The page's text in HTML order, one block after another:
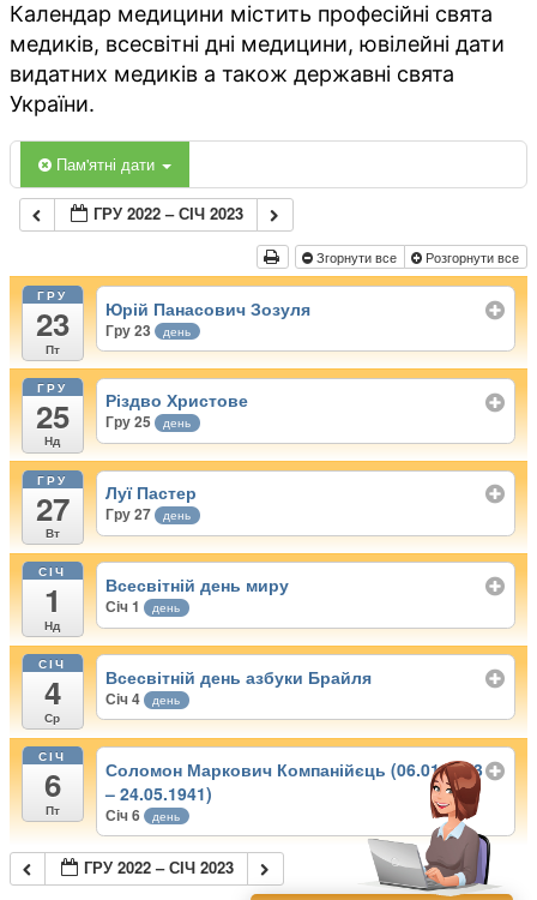
Календар медицини містить професійні свята
медиків, всесвітні дні медицини, ювілейні дати
видатних медиків а також державні свята
України.
Пам'ятні дати
ГРУ 2022 – СІЧ 2023
Згорнути все Розгорнути все
ГРУ
23
Пт
Юрій Панасович Зозуля
Гру 23 день
ГРУ
25
Нд
Різдво Христове
Гру 25 день
ГРУ
27
Вт
Луї Пастер
Гру 27 день
СІЧ
1
Нд
Всесвітній день миру
Січ 1 день
СІЧ
4
Ср
Всесвітній день азбуки Брайля
Січ 4 день
СІЧ
6
Пт
Соломон Маркович Компанійєць (06.01.1873
– 24.05.1941)
Січ 6 день
ГРУ 2022 – СІЧ 2023